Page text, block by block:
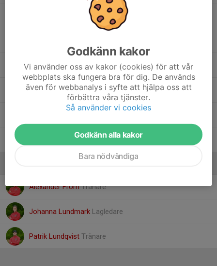
Milton Gustavsson
Nesredin Ibrahim Nasr
Theo Vesterberg
Alexander FromTränare
Johanna Lundmark Lagledare
Patrik Lundqvist Tränare
Godkänn kakor
Vi använder oss av kakor (cookies) för att vår
webbplats ska fungera bra för dig. De används
även för webbanalys i syfte att hjälpa oss att
förbättra våra tjänster.
Så använder vi cookies
Godkänn alla kakor
Bara nödvändiga